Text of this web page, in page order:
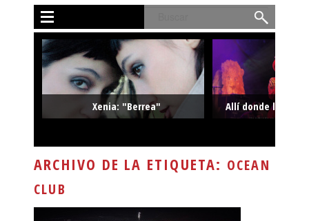
Xenia: "Berrea" Allí donde la
ARCHIVO DE LA ETIQUETA: OCEAN
CLUB